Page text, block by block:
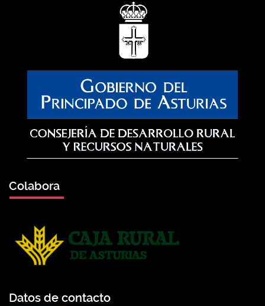
Colabora
Datos de contacto